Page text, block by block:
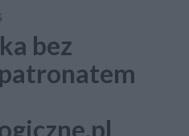
bez